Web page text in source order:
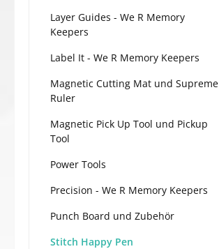
Layer Guides - We R Memory
Keepers
Label It - We R Memory Keepers
Magnetic Cutting Mat und Supreme
Ruler
Magnetic Pick Up Tool und Pickup
Tool
Power Tools
Precision - We R Memory Keepers
Punch Board und Zubehör
Stitch Happy Pen